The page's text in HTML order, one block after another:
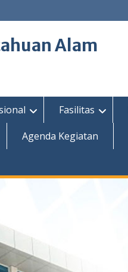
Alam
Fasilitas
Agenda Kegiatan